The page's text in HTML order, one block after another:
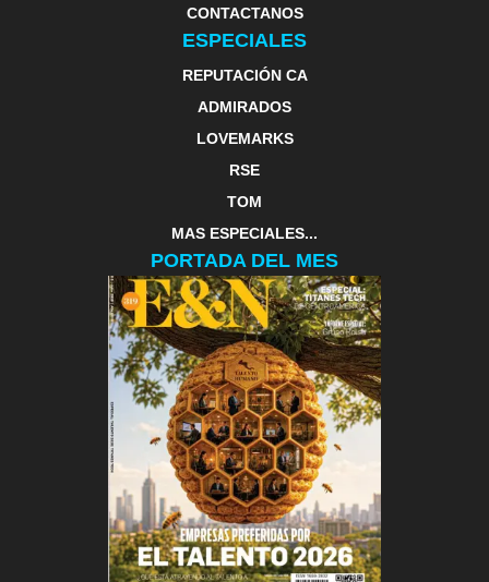
CONTACTANOS
ESPECIALES
REPUTACIÓN CA
ADMIRADOS
LOVEMARKS
RSE
TOM
MAS ESPECIALES...
PORTADA DEL MES